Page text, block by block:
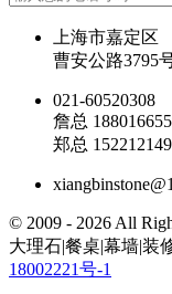
上海市嘉定区
曹安公路3795
021-60520308
詹总
郑总
© 2009 - 2026 All
大理石|餐桌|幕墙|装
18002221号-1